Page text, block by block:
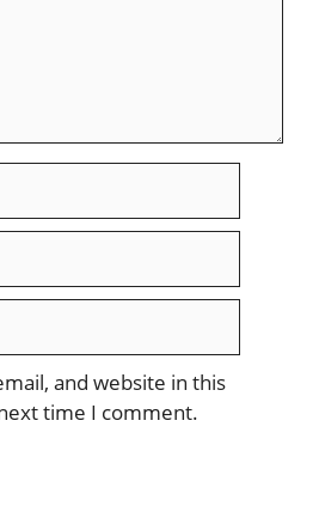
and website in this
time I comment.